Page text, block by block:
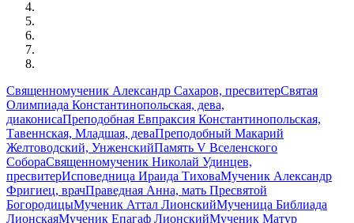
Священномученик Александр Сахаров, пресвитерСвятая
Олимпиада Константинопольская, дева,
диаконисаПреподобная Евпраксия Константинопольская,
Тавеннская, Младшая, деваПреподобный Макарий
Желтоводский, УнженскийПамять V Вселенского
СобораСвященномученик Николай Удинцев,
пресвитерИсповедница Ираида ТиховаМученик Александр
Фригиец, врачПраведная Анна, мать Пресвятой
БогородицыМученик Аттал ЛионскийМученица Библиада
ЛионскаяМученик Епагаф ЛионскийМученик Матур